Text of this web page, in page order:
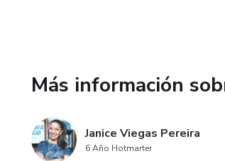
Más información
Janice Viegas Pereira
6 Año Hotmarter